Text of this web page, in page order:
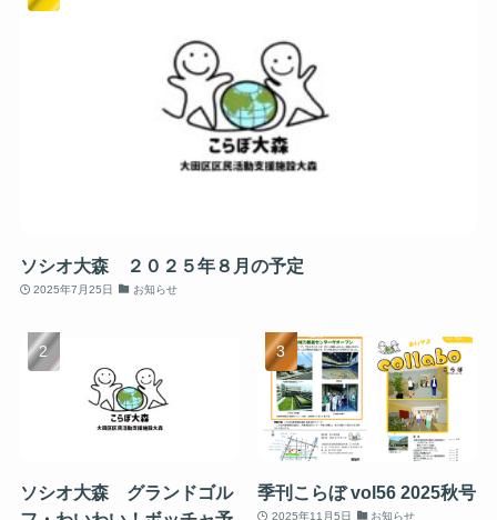
ソシオ大森 ２０２５年８月の予定
2025年7月25日 お知らせ
ソシオ大森 グランドゴル
季刊こらぼ vol56 2025秋号
2025年11月5日 お知らせ